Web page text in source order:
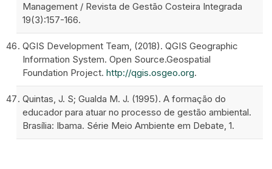
Management / Revista de Gestão Costeira Integrada
19(3):157-166.
QGIS Development Team, (2018). QGIS Geographic
Information System. Open Source.Geospatial
Foundation Project. http://qgis.osgeo.org.
Quintas, J. S; Gualda M. J. (1995). A formação do
educador para atuar no processo de gestão ambiental.
Brasília: Ibama. Série Meio Ambiente em Debate, 1.